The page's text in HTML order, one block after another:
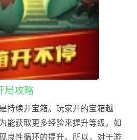
局攻略
持续开宝箱。玩家开的宝箱越
能获取更多经验来提升等级。如
良性循环的提升。所以，对于游